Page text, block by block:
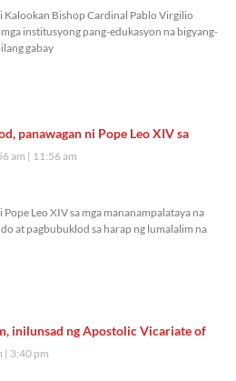
Kalookan Bishop Cardinal Pablo Virgilio
institusyong pang-edukasyon na bigyang-
gabay
panawagan ni Pope Leo XIV sa
am 11:56 am
Leo XIV sa mga mananampalataya na
at pagbubuklod sa harap ng lumalalim na
inilunsad ng Apostolic Vicariate of
3:40 pm